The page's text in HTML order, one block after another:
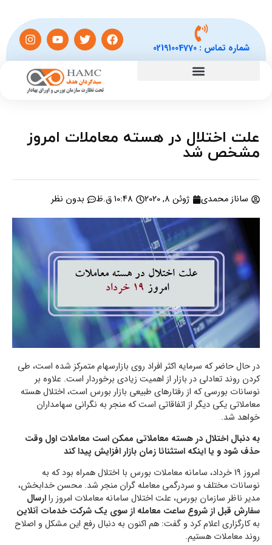
شماره تماس :02191004770
علت اختلال در هسته معاملات امروز
مشخص شد
ساناز محمدی ژوئن 8, 2020 10:48 ق.ظ بدون نظر
در حال حاضر که سرمایه اکثر افراد روی بازارسهام متمرکز شده است، طی
کردن روند تعادلی در بازار از اهمیت زیادی برخوردار است. علاوه بر
نوسانات بورسی که از رفتارهای طبیعی بازار بورس است، اختلال هسته
معاملاتی یکی دیگر از اتفاقاتی است که منجر به نگرانی سهامداران
خواهد شد.
به دنبال اختلال در هسته معاملاتی ممکن است معاملات اول وقت
حذف شود و یا اینکه استثنائا زمان بازار افزایش پیدا کند
امروز 19 خرداد، سامانه معاملات بورس با اختلال همراه بود که به
نوسانات مختلف و سردرگمی معامله گران منجر شد. محسن خدابخش،
مدیر ناظر سازمان بورس، علت اختلال سامانه معاملات امروز راارسال
سفارش قبل از شروع ساعت معامله از سوی یک شرکت خدمات آنلاین
به کارگزاری اعلام کرد و گفت: هم اکنون به دنبال رفع این مشکل و اصلاح
روند معاملات هستیم.